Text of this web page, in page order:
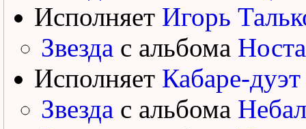
Исполняет Игорь
Звезда с альбома
Исполняет Кабаре-
Звезда с альбома